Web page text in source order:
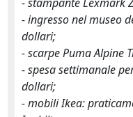
- ingresso nel museo
dollari;
- scarpe Puma Alpine
- spesa settimanale
dollari;
- mobili Ikea: